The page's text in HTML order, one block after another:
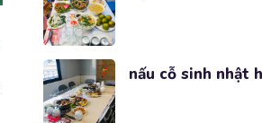
nấu cỗ sinh nhật